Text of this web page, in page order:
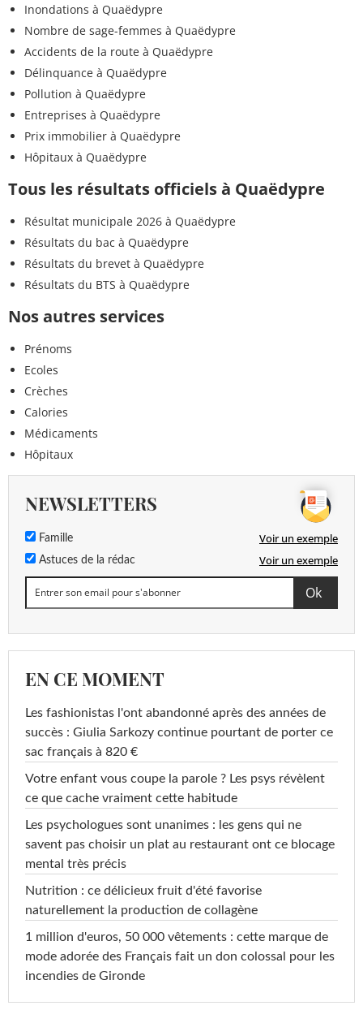
Inondations à Quaëdypre
Nombre de sage-femmes à Quaëdypre
Accidents de la route à Quaëdypre
Délinquance à Quaëdypre
Pollution à Quaëdypre
Entreprises à Quaëdypre
Prix immobilier à Quaëdypre
Hôpitaux à Quaëdypre
Tous les résultats officiels à Quaëdypre
Résultat municipale 2026 à Quaëdypre
Résultats du bac à Quaëdypre
Résultats du brevet à Quaëdypre
Résultats du BTS à Quaëdypre
Nos autres services
Prénoms
Ecoles
Crèches
Calories
Médicaments
Hôpitaux
NEWSLETTERS
Famille Voir un exemple
Astuces de la rédac Voir un exemple
EN CE MOMENT
Les fashionistas l'ont abandonné après des années de
succès : Giulia Sarkozy continue pourtant de porter ce
sac français à 820 €
Votre enfant vous coupe la parole ? Les psys révèlent
ce que cache vraiment cette habitude
Les psychologues sont unanimes : les gens qui ne
savent pas choisir un plat au restaurant ont ce blocage
mental très précis
Nutrition : ce délicieux fruit d'été favorise
naturellement la production de collagène
1 million d'euros, 50 000 vêtements : cette marque de
mode adorée des Français fait un don colossal pour les
incendies de Gironde